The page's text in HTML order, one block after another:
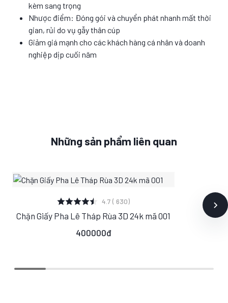
kèm sang trọng
Nhược điểm: Đóng gói và chuyển phát nhanh mất thời
gian, rủi do vụ gẫy thân cúp
Giảm giá mạnh cho các khách hàng cá nhân và doanh
nghiệp dịp cuối năm
Những sản phẩm liên quan
XEM CHI TIẾT
S M L
4.7 ( 630)
Chặn Giấy Pha Lê Tháp Rùa 3D 24k mã 001
400000đ